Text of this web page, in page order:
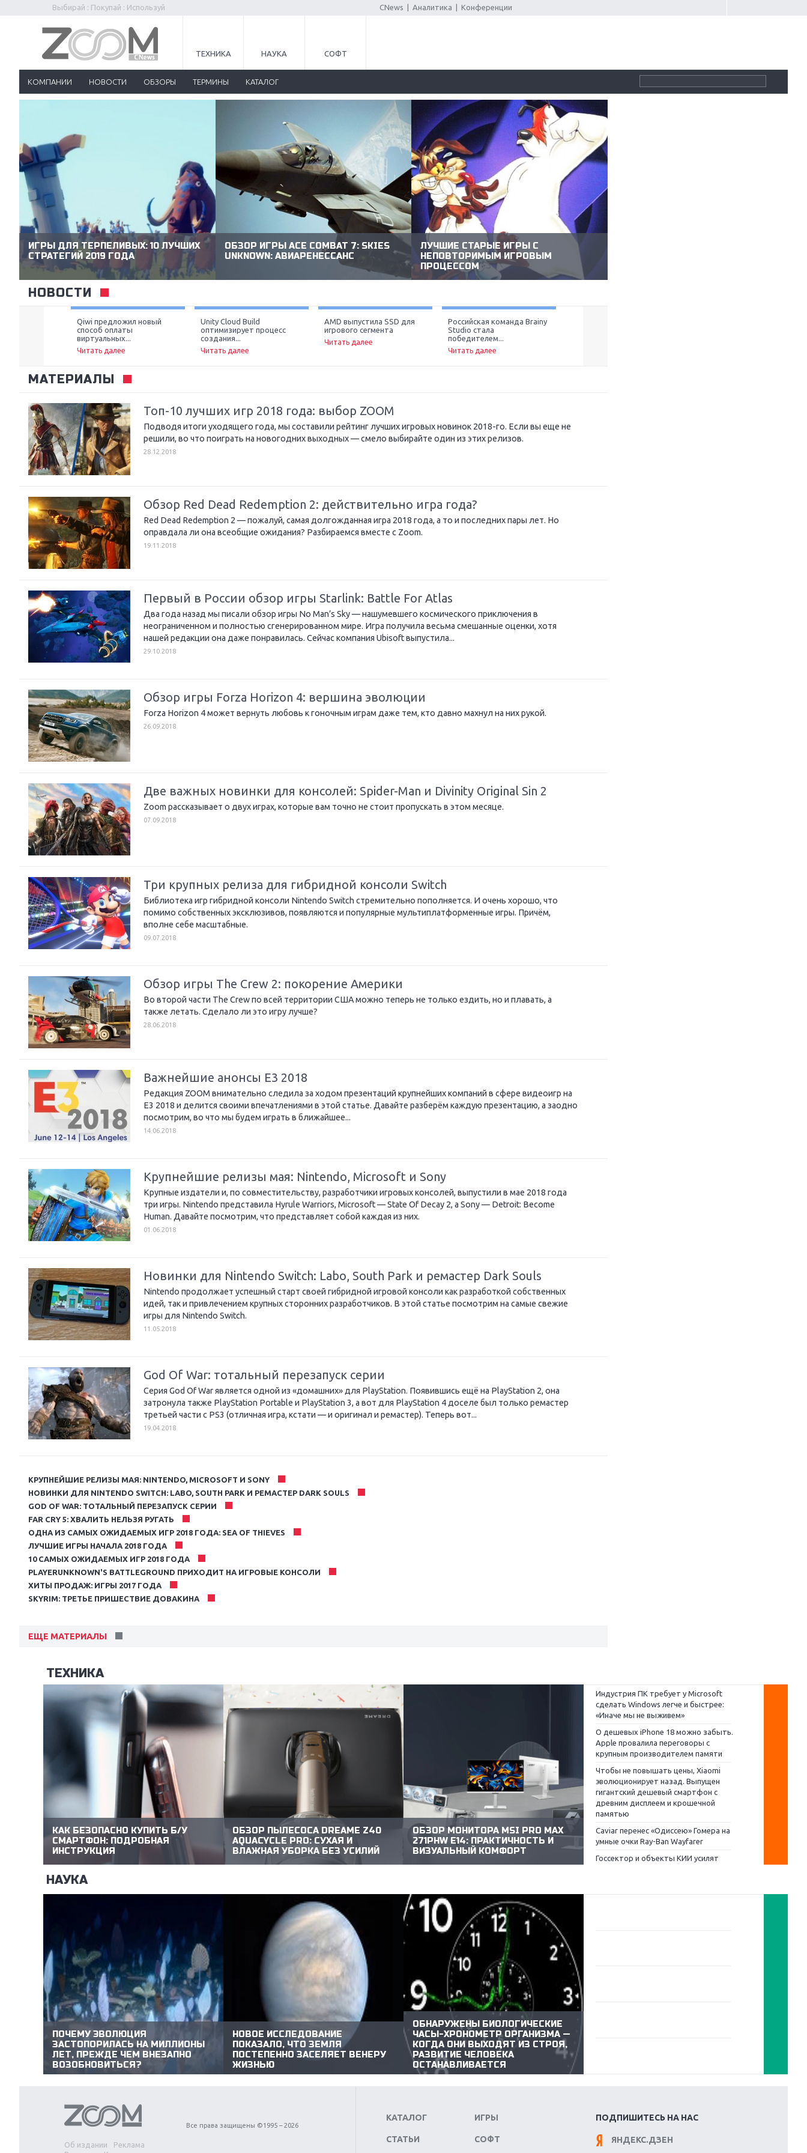
Выбирай : Покупай : Используй CNews Аналитика Конференции
ТЕХНИКА НАУКА СОФТ
КОМПАНИИ НОВОСТИ ОБЗОРЫ ТЕРМИНЫ КАТАЛОГ
ИГРЫ ДЛЯ ТЕРПЕЛИВЫХ: 10 ЛУЧШИХ
СТРАТЕГИЙ 2019 ГОДА
ОБЗОР ИГРЫ ACE COMBAT 7: SKIES
UNKNOWN: АВИАРЕНЕССАНС
ЛУЧШИЕ СТАРЫЕ ИГРЫ С
НЕПОВТОРИМЫМ ИГРОВЫМ
ПРОЦЕССОМ
НОВОСТИ
Qiwi предложил новый
способ оплаты
виртуальных...
Читать далее
Unity Cloud Build
оптимизирует процесс
создания...
Читать далее
AMD выпустила SSD для
игрового сегмента
Читать далее
Российская команда Brainy
Studio стала
победителем...
Читать далее
МАТЕРИАЛЫ
Топ-10 лучших игр 2018 года: выбор ZOOM
Подводя итоги уходящего года, мы составили рейтинг лучших игровых новинок 2018-го. Если вы еще не
решили, во что поиграть на новогодних выходных — смело выбирайте один из этих релизов.
28.12.2018
Обзор Red Dead Redemption 2: действительно игра года?
Red Dead Redemption 2 — пожалуй, самая долгожданная игра 2018 года, а то и последних пары лет. Но
оправдала ли она всеобщие ожидания? Разбираемся вместе с Zoom.
19.11.2018
Первый в России обзор игры Starlink: Battle For Atlas
Два года назад мы писали обзор игры No Man’s Sky — нашумевшего космического приключения в
неограниченном и полностью сгенерированном мире. Игра получила весьма смешанные оценки, хотя
нашей редакции она даже понравилась. Сейчас компания Ubisoft выпустила...
29.10.2018
Обзор игры Forza Horizon 4: вершина эволюции
Forza Horizon 4 может вернуть любовь к гоночным играм даже тем, кто давно махнул на них рукой.
26.09.2018
Две важных новинки для консолей: Spider-Man и Divinity Original Sin 2
Zoom рассказывает о двух играх, которые вам точно не стоит пропускать в этом месяце.
07.09.2018
Три крупных релиза для гибридной консоли Switch
Библиотека игр гибридной консоли Nintendo Switch стремительно пополняется. И очень хорошо, что
помимо собственных эксклюзивов, появляются и популярные мультиплатформенные игры. Причём,
вполне себе масштабные.
09.07.2018
Обзор игры The Crew 2: покорение Америки
Во второй части The Crew по всей территории США можно теперь не только ездить, но и плавать, а
также летать. Сделало ли это игру лучше?
28.06.2018
Важнейшие анонсы E3 2018
Редакция ZOOM внимательно следила за ходом презентаций крупнейших компаний в сфере видеоигр на
E3 2018 и делится своими впечатлениями в этой статье. Давайте разберём каждую презентацию, а заодно
посмотрим, во что мы будем играть в ближайшее...
14.06.2018
Крупнейшие релизы мая: Nintendo, Microsoft и Sony
Крупные издатели и, по совместительству, разработчики игровых консолей, выпустили в мае 2018 года
три игры. Nintendo представила Hyrule Warriors, Microsoft — State Of Decay 2, а Sony — Detroit: Become
Human. Давайте посмотрим, что представляет собой каждая из них.
01.06.2018
Новинки для Nintendo Switch: Labo, South Park и ремастер Dark Souls
Nintendo продолжает успешный старт своей гибридной игровой консоли как разработкой собственных
идей, так и привлечением крупных сторонних разработчиков. В этой статье посмотрим на самые свежие
игры для Nintendo Switch.
11.05.2018
God Of War: тотальный перезапуск серии
Серия God Of War является одной из «домашних» для PlayStation. Появившись ещё на PlayStation 2, она
затронула также PlayStation Portable и PlayStation 3, а вот для PlayStation 4 доселе был только ремастер
третьей части с PS3 (отличная игра, кстати — и оригинал и ремастер). Теперь вот...
19.04.2018
КРУПНЕЙШИЕ РЕЛИЗЫ МАЯ: NINTENDO, MICROSOFT И SONY
НОВИНКИ ДЛЯ NINTENDO SWITCH: LABO, SOUTH PARK И РЕМАСТЕР DARK SOULS
GOD OF WAR: ТОТАЛЬНЫЙ ПЕРЕЗАПУСК СЕРИИ
FAR CRY 5: ХВАЛИТЬ НЕЛЬЗЯ РУГАТЬ
ОДНА ИЗ САМЫХ ОЖИДАЕМЫХ ИГР 2018 ГОДА: SEA OF THIEVES
ЛУЧШИЕ ИГРЫ НАЧАЛА 2018 ГОДА
10 CАМЫХ ОЖИДАЕМЫХ ИГР 2018 ГОДА
PLAYERUNKNOWN'S BATTLEGROUND ПРИХОДИТ НА ИГРОВЫЕ КОНСОЛИ
ХИТЫ ПРОДАЖ: ИГРЫ 2017 ГОДА
SKYRIM: ТРЕТЬЕ ПРИШЕСТВИЕ ДОВАКИНА
ЕЩЕ МАТЕРИАЛЫ
ТЕХНИКА
КАК БЕЗОПАСНО КУПИТЬ Б/У
СМАРТФОН: ПОДРОБНАЯ
ИНСТРУКЦИЯ
ОБЗОР ПЫЛЕСОСА DREAME Z40
AQUACYCLE PRO: СУХАЯ И
ВЛАЖНАЯ УБОРКА БЕЗ УСИЛИЙ
ОБЗОР МОНИТОРА MSI PRO MAX
271PHW E14: ПРАКТИЧНОСТЬ И
ВИЗУАЛЬНЫЙ КОМФОРТ
Индустрия ПК требует у Microsoft
сделать Windows легче и быстрее:
«Иначе мы не выживем»
О дешевых iPhone 18 можно забыть.
Apple провалила переговоры с
крупным производителем памяти
Чтобы не повышать цены, Xiaomi
эволюционирует назад. Выпущен
гигантский дешевый смартфон с
древним дисплеем и крошечной
памятью
Caviar перенес «Одиссею» Гомера на
умные очки Ray-Ban Wayfarer
Госсектор и объекты КИИ усилят
НАУКА
ПОЧЕМУ ЭВОЛЮЦИЯ
ЗАСТОПОРИЛАСЬ НА МИЛЛИОНЫ
ЛЕТ, ПРЕЖДЕ ЧЕМ ВНЕЗАПНО
ВОЗОБНОВИТЬСЯ?
НОВОЕ ИССЛЕДОВАНИЕ
ПОКАЗАЛО, ЧТО ЗЕМЛЯ
ПОСТЕПЕННО ЗАСЕЛЯЕТ ВЕНЕРУ
ЖИЗНЬЮ
ОБНАРУЖЕНЫ БИОЛОГИЧЕСКИЕ
ЧАСЫ-ХРОНОМЕТР ОРГАНИЗМА —
КОГДА ОНИ ВЫХОДЯТ ИЗ СТРОЯ,
РАЗВИТИЕ ЧЕЛОВЕКА
ОСТАНАВЛИВАЕТСЯ
Об издании
Реклама
Все права защищены ©1995 – 2026
КАТАЛОГ
СТАТЬИ
ИГРЫ
СОФТ
ПОДПИШИТЕСЬ НА НАС
ЯНДЕКС.ДЗЕН